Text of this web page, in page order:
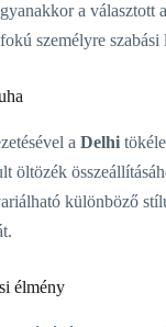
a választott
személyre szabási
a Delhi
öltözék
különböző
élmény